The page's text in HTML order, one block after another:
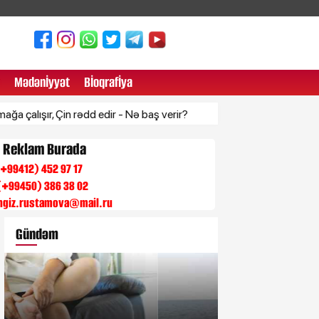
Mədənİyyət Bİoqrafİya
Çin rədd edir - Nə baş verir? Xərçəng əlaməti ola biləcək 3
Burada
452 97 17
386 38 02
Gündəm